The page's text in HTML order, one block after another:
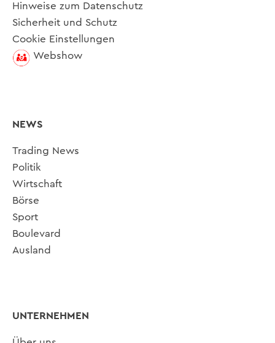
Hinweise zum Datenschutz
Sicherheit und Schutz
Cookie Einstellungen
Webshow
NEWS
Trading News
Politik
Wirtschaft
Börse
Sport
Boulevard
Ausland
UNTERNEHMEN